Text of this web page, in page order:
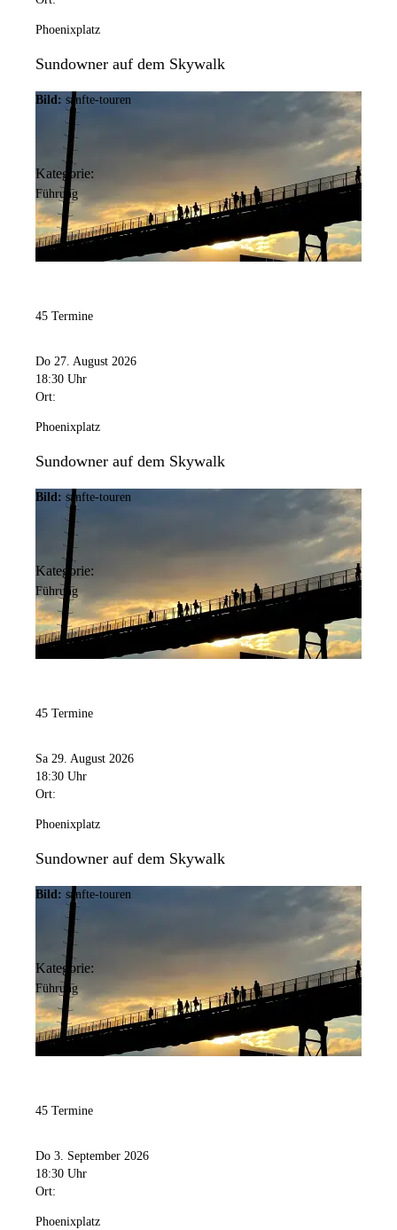
Phoenixplatz
Sundowner auf dem Skywalk
Bild: sanfte-touren
Kategorie:
Führung
45 Termine
Do 27. August 2026
18:30 Uhr
Ort:
Phoenixplatz
Sundowner auf dem Skywalk
Bild: sanfte-touren
Kategorie:
Führung
45 Termine
Sa 29. August 2026
18:30 Uhr
Ort:
Phoenixplatz
Sundowner auf dem Skywalk
Bild: sanfte-touren
Kategorie:
Führung
45 Termine
Do 3. September 2026
18:30 Uhr
Ort:
Phoenixplatz